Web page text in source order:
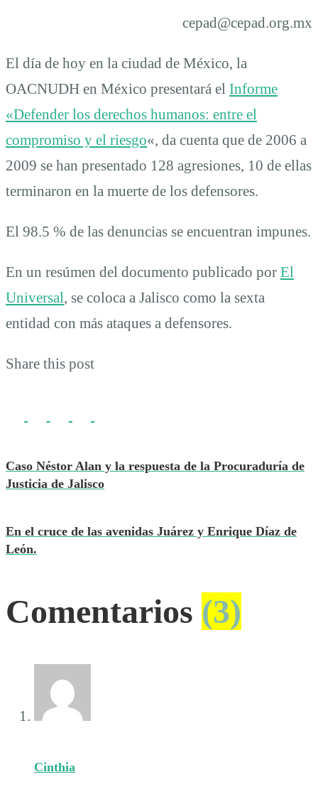
cepad@cepad.org.mx
El día de hoy en la ciudad de México, la
OACNUDH en México presentará el Informe
«Defender los derechos humanos: entre el
compromiso y el riesgo«, da cuenta que de 2006 a
2009 se han presentado 128 agresiones, 10 de ellas
terminaron en la muerte de los defensores.
El 98.5 % de las denuncias se encuentran impunes.
En un resúmen del documento publicado por El
Universal, se coloca a Jalisco como la sexta
entidad con más ataques a defensores.
Share this post
Caso Néstor Alan y la respuesta de la Procuraduría de
Justicia de Jalisco
En el cruce de las avenidas Juárez y Enrique Díaz de
León.
Comentarios (3)
Cinthia